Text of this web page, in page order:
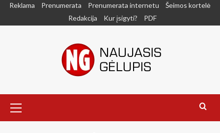
SkipReklama Prenumerata Prenumerata internetu
Šeimos kortelė
Redakcija
Kur įsigyti? PDF
Menu